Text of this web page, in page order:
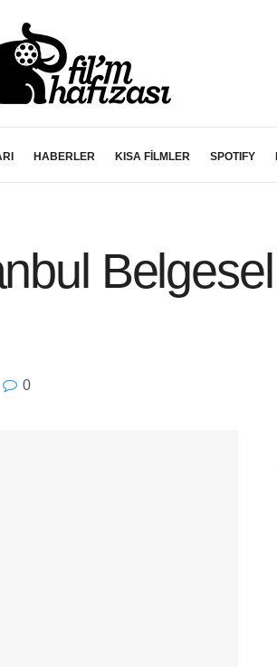
HABERLER KISA FİLMLER SPOTIFY
0